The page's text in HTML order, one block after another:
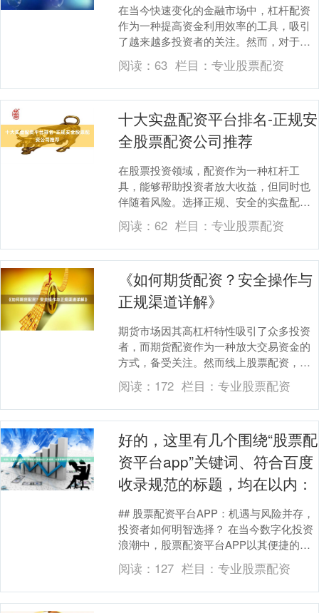
在当今快速变化的金融市场中，杠杆配资
作为一种提高资金利用效率的工具，吸引
了越来越多投资者的关注。然而，对于许
多新手来说，杠杆配资的开户流程仍然是
一个神秘而复杂的....
阅读：63 栏目： 专业股票配资
十大实盘配资平台排名-正规安
全股票配资公司推荐
在股票投资领域，配资作为一种杠杆工
具，能够帮助投资者放大收益，但同时也
伴随着风险。选择正规、安全的实盘配资
平台至关重要。本文将为您推荐十大正规
安全的股票配资公司....
阅读：62 栏目： 专业股票配资
《如何期货配资？安全操作与
正规渠道详解》
期货市场因其高杠杆特性吸引了众多投资
者，而期货配资作为一种放大交易资金的
方式，备受关注。然而线上股票配资，配
资操作不当可能带来巨大风险。本文将详
细解析如何安全进....
阅读： 172 栏目： 专业股票配资
好的，这里有几个围绕“股票配
资平台app”关键词、符合百度
收录规范的标题，均在以内：
## 股票配资平台APP：机遇与风险并存，
投资者如何明智选择？ 在当今数字化投资
浪潮中，股票配资平台APP以其便捷的操
作和放大资金杠杆的特性，吸引了众多投
资者的....
阅读： 127 栏目： 专业股票配资